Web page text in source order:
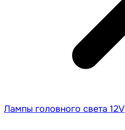
Лампы головного света 12V